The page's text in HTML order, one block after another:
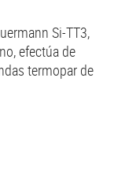
Si-TT3,
efectúa de
termopar de